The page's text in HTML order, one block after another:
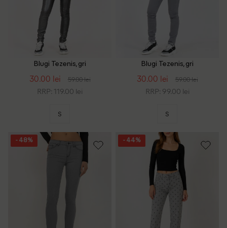
Blugi Tezenis, gri
30.00 lei 59.00 lei
RRP: 119.00 lei
S
Blugi Tezenis, gri
30.00 lei 59.00 lei
RRP: 99.00 lei
S
- 48% - 44%